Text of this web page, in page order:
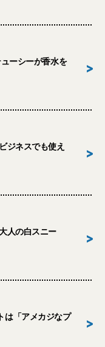
ーシーが香水を
>
ジネスでも使え
>
人の白スニー
>
は「アメカジなプ
>